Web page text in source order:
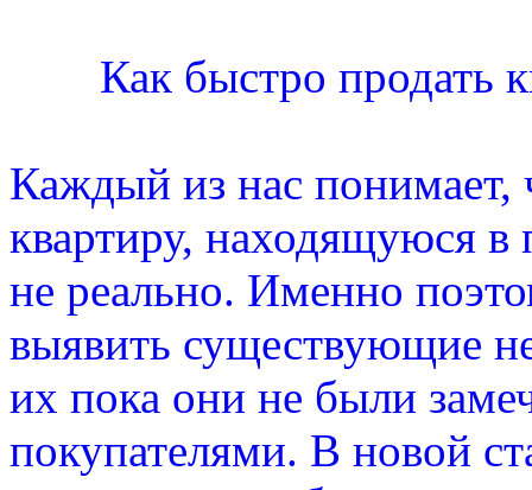
Как быстро продать
Каждый из нас понимает,
квартиру, находящуюся в
не реально. Именно
выявить существующие
их пока они не были
покупателями. В новой